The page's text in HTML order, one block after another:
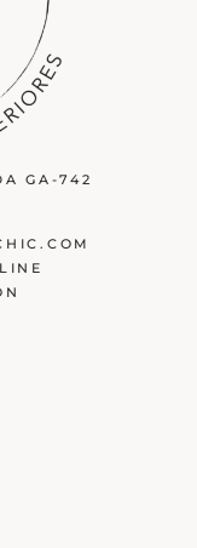
GA-742